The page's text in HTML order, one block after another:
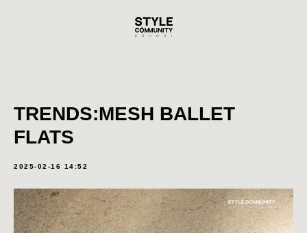
TRENDS:MESH BALLET
FLATS
2025-02-16 14:52